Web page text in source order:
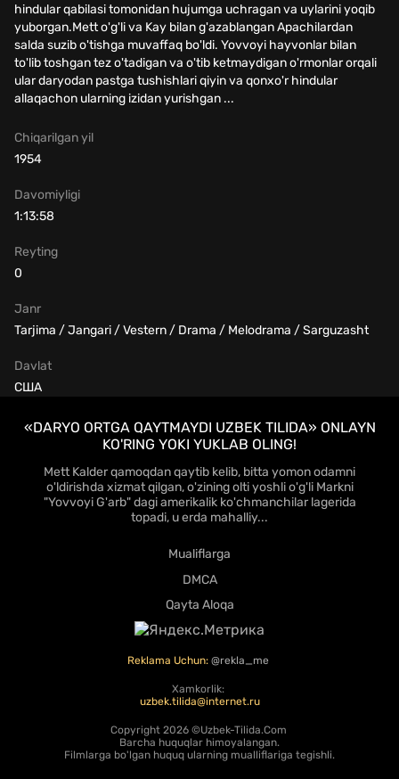
hindular qabilasi tomonidan hujumga uchragan va uylarini yoqib
yuborgan.Mett o'g'li va Kay bilan g'azablangan Apachilardan
salda suzib o'tishga muvaffaq bo'ldi. Yovvoyi hayvonlar bilan
to'lib toshgan tez o'tadigan va o'tib ketmaydigan o'rmonlar orqali
ular daryodan pastga tushishlari qiyin va qonxo'r hindular
allaqachon ularning izidan yurishgan ...
Chiqarilgan yil
1954
Janr
Tarjima / Jangari / Vestern / Drama / Melodrama / Sarguzasht
Davomiyligi
1:13:58
Davlat
США
Reyting
0
«DARYO ORTGA QAYTMAYDI UZBEK TILIDA» ONLAYN
KO'RING YOKI YUKLAB OLING!
Mett Kalder qamoqdan qaytib kelib, bitta yomon odamni
o'ldirishda xizmat qilgan, o'zining olti yoshli o'g'li Markni
"Yovvoyi G'arb" dagi amerikalik ko'chmanchilar lagerida
topadi, u erda mahalliy...
Mualiflarga
DMCA
Qayta Aloqa
Reklama Uchun: @rekla_me
Xamkorlik:
uzbek.tilida@internet.ru
Copyright 2026 ©Uzbek-Tilida.Com
Barcha huquqlar himoyalangan.
Filmlarga bo'lgan huquq ularning mualliflariga tegishli.